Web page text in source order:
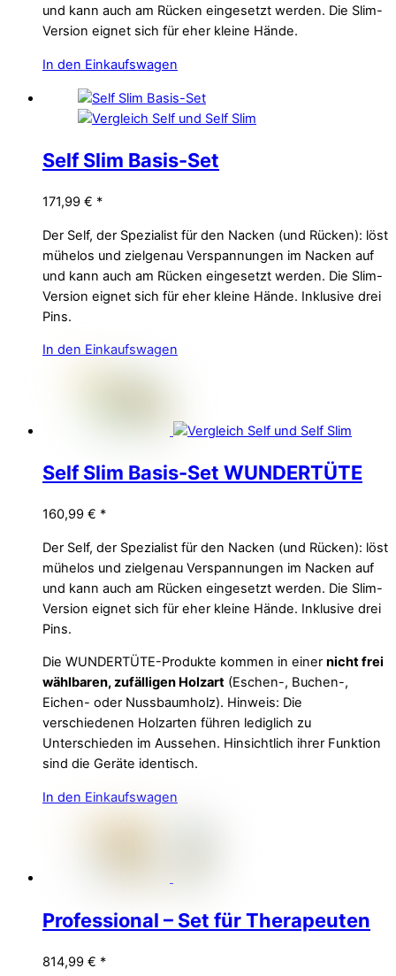
und kann auch am Rücken eingesetzt werden. Die Slim-
Version eignet sich für eher kleine Hände.
In den Einkaufswagen
Self Slim Basis-Set
171,99 € *
Der Self, der Spezialist für den Nacken (und Rücken): löst
mühelos und zielgenau Verspannungen im Nacken auf
und kann auch am Rücken eingesetzt werden. Die Slim-
Version eignet sich für eher kleine Hände. Inklusive drei
Pins.
In den Einkaufswagen
Self Slim Basis-Set WUNDERTÜTE
160,99 € *
Der Self, der Spezialist für den Nacken (und Rücken): löst
mühelos und zielgenau Verspannungen im Nacken auf
und kann auch am Rücken eingesetzt werden. Die Slim-
Version eignet sich für eher kleine Hände. Inklusive drei
Pins.
Die WUNDERTÜTE-Produkte kommen in einer nicht frei
wählbaren, zufälligen Holzart (Eschen-, Buchen-,
Eichen- oder Nussbaumholz). Hinweis: Die
verschiedenen Holzarten führen lediglich zu
Unterschieden im Aussehen. Hinsichtlich ihrer Funktion
sind die Geräte identisch.
In den Einkaufswagen
Professional – Set für Therapeuten
814,99 € *